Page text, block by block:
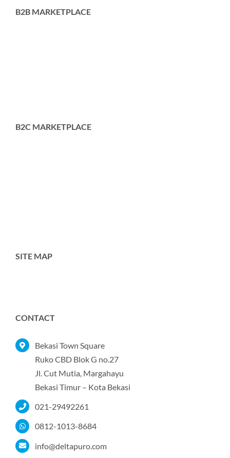
B2B MARKETPLACE
B2C MARKETPLACE
SITE MAP
Tentang Kami
Produk
Portofolio
Kontak
CONTACT
Bekasi Town Square
Ruko CBD Blok G no.27
Jl. Cut Mutia, Margahayu
Bekasi Timur – Kota Bekasi
021-29492261
0812-1013-8684
info@deltapuro.com